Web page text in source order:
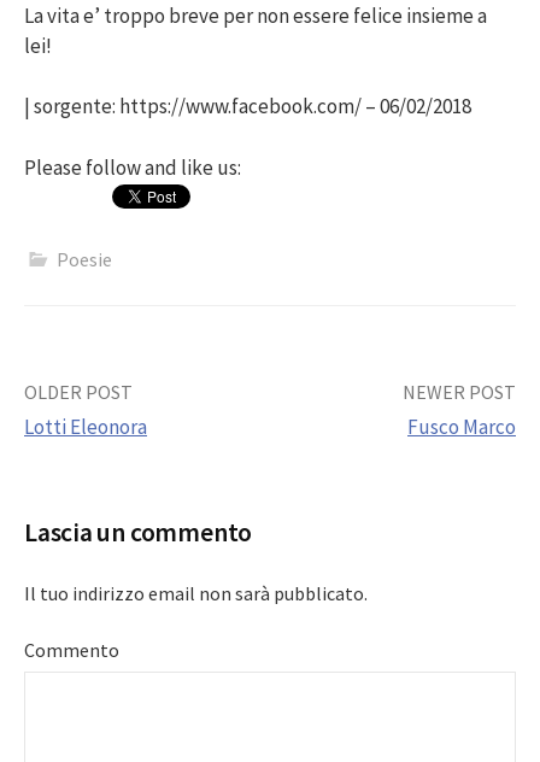
La vita e’ troppo breve per non essere felice insieme a
lei!
| sorgente: https://www.facebook.com/ – 06/02/2018
Please follow and like us:
Poesie
Post
OLDER POST
Lotti Eleonora
NEWER POST
Fusco Marco
Lascia un commento
Il tuo indirizzo email non sarà pubblicato.
Commento